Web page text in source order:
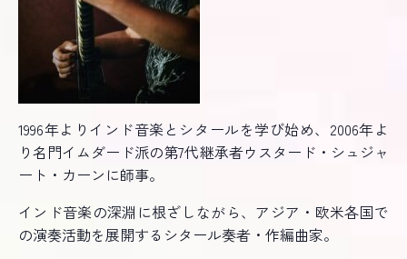
1996年よりインド音楽とシタールを学び始め、2006年よ
り名門イムダード派の第7代継承者ウスタード・シュジャ
ート・カーンに師事。
インド音楽の深淵に根ざしながら、アジア・欧米各国で
の演奏活動を展開するシタール奏者・作編曲家。